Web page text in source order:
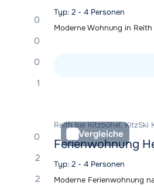
Typ: 2 - 4 Personen
Moderne Wohnung in
Vergleiche
Reith bei Kitzbühel, KitzSki
Ferienwohnung
Typ: 2 - 4 Personen
Moderne Ferienwohnung
0
0
0
1
0
2
2